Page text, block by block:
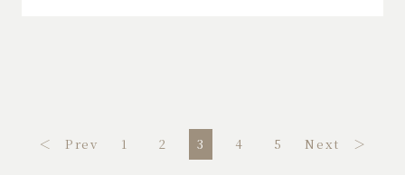
＜ Prev 1 2 3 4 5 Next ＞